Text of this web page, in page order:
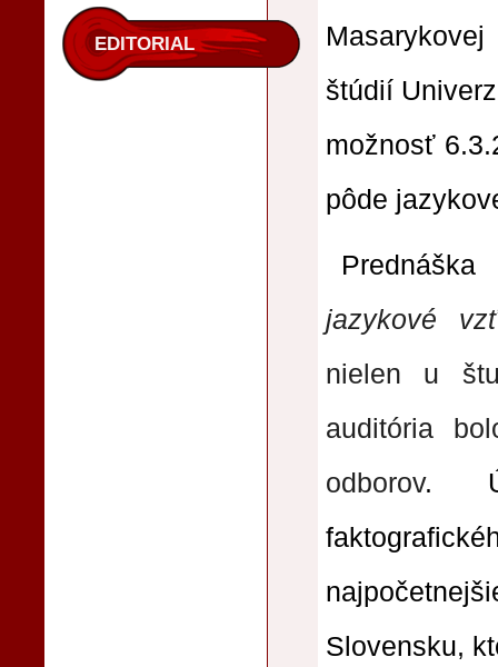
EDITORIAL
štúdií
možnosť
pôde
jazykové
nielen u
auditória
odborov.
Slovensku,